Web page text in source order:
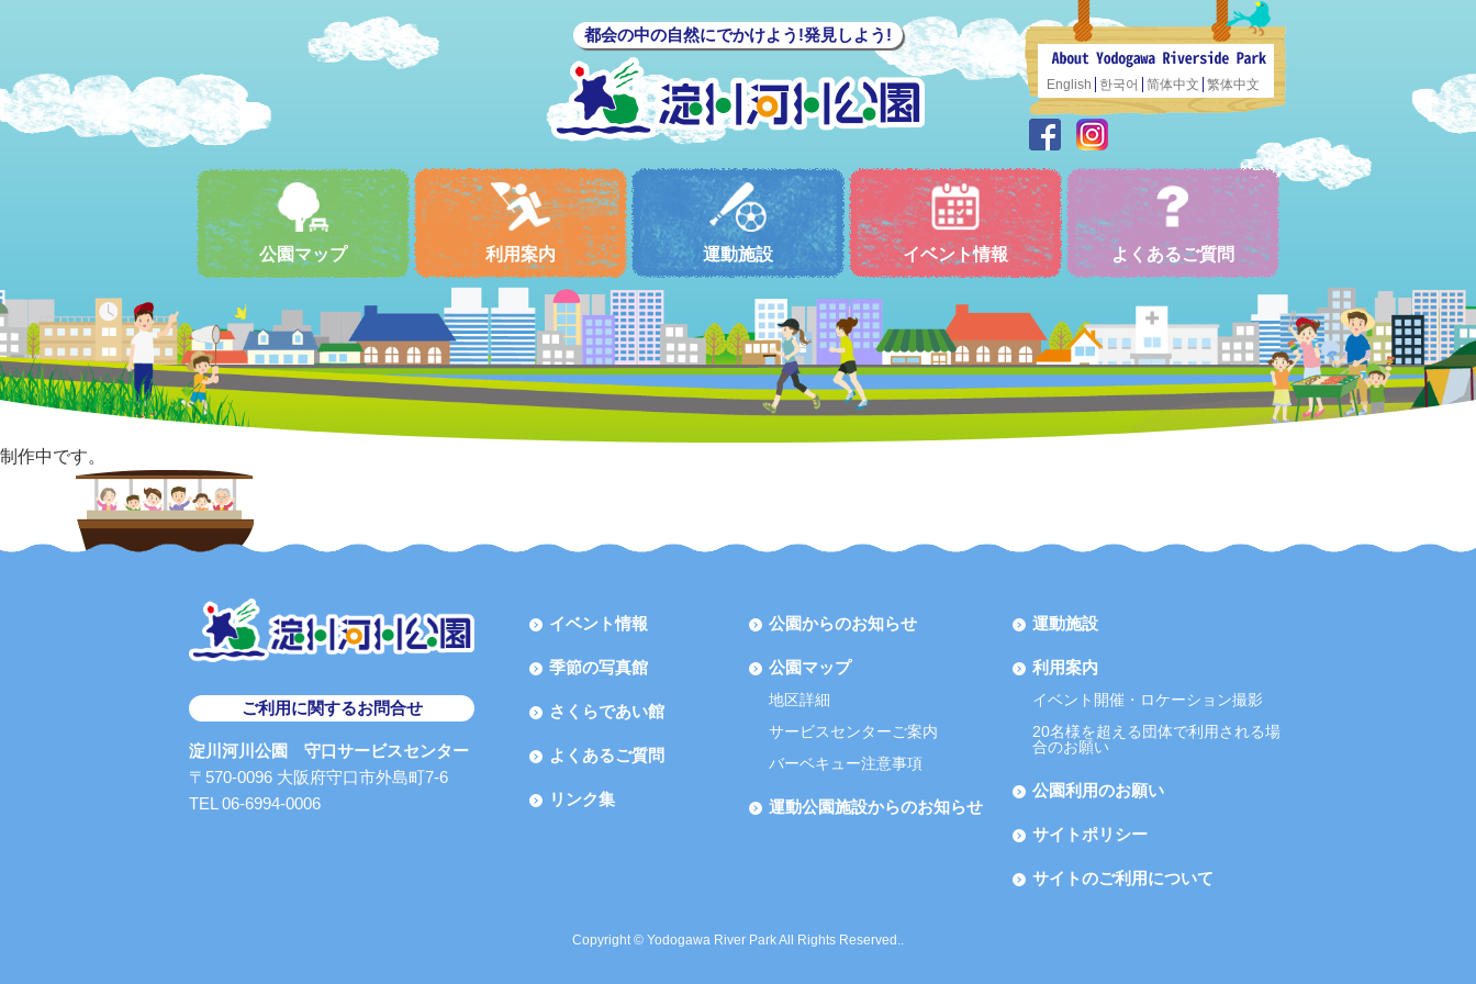
都会の中の自然にでかけよう!発見しよう!
English 한국어 简体中文 繁体中文
公園マップ 利用案内 運動施設 イベント情報 よくあるご質問
制作中です。
ご利用に関するお問合せ
淀川河川公園 守口サービスセンター
〒570-0096 大阪府守口市外島町7-6
TEL 06-6994-0006
イベント情報
季節の写真館
さくらであい館
よくあるご質問
リンク集
公園からのお知らせ
公園マップ
地区詳細
サービスセンターご案内
バーベキュー注意事項
運動公園施設からのお知らせ
運動施設
利用案内
イベント開催・ロケーション撮影
20名様を超える団体で利用される場
合のお願い
公園利用のお願い
サイトポリシー
サイトのご利用について
Copyright © Yodogawa River Park All Rights Reserved..